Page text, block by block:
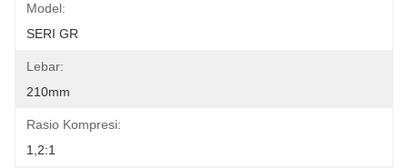
Model:
SERI GR
Lebar:
210mm
Rasio Kompresi:
1,2:1